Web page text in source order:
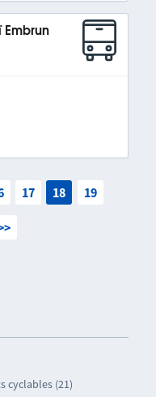
cyclables (21)
Embrun
17 18 19